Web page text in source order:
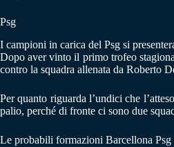
Psg
I campioni in carica del Psg si
Dopo aver vinto il primo trofeo
contro la squadra allenata da Roberto
Per quanto riguarda l’undici che
palio, perché di fronte ci sono due
Le probabili formazioni Barcellona Psg